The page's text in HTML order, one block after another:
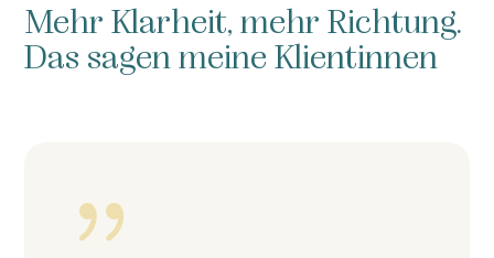
Mehr Klarheit, mehr Richtung.
Das sagen meine Klientinnen
{